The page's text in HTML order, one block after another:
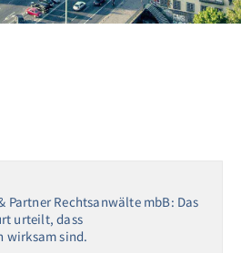
Partner Rechtsanwälte mbB: Das
urteilt, dass
wirksam sind.